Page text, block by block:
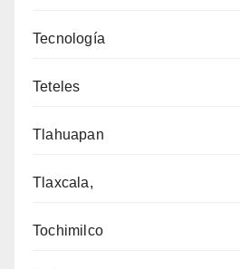
Tecnología
Teteles
Tlahuapan
Tlaxcala,
Tochimilco